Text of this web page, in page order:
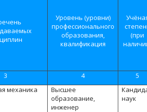
Уровень (уровни)
профессионального
образования,
квалификация
(при
3 4 5
механика
Высшее
образование,
инженер
наук